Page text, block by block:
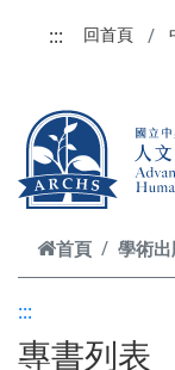
:::
回首頁
首頁 學術出
:::
專書列表